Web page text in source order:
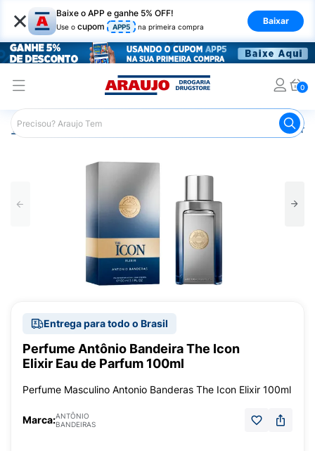
× Baixe o APP e ganhe 5% OFF!
Use o cupom APP5 na primeira compra
Baixar
0
Araujo Beleza e Cuidados
Entrega para todo o Brasil
Perfume Antônio Bandeira The Icon
Elixir Eau de Parfum 100ml
Perfume Masculino Antonio Banderas The Icon Elixir 100ml
Marca:ANTÔNIO
BANDEIRAS